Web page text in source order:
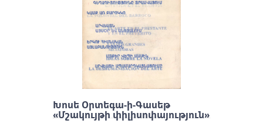
Խոսե Oրտեգա-ի-Գասեթ
«Մշակույթի փիլիսոփայություն»